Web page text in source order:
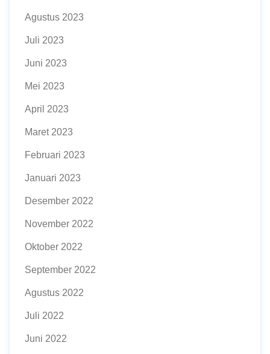
Agustus 2023
Juli 2023
Juni 2023
Mei 2023
April 2023
Maret 2023
Februari 2023
Januari 2023
Desember 2022
November 2022
Oktober 2022
September 2022
Agustus 2022
Juli 2022
Juni 2022